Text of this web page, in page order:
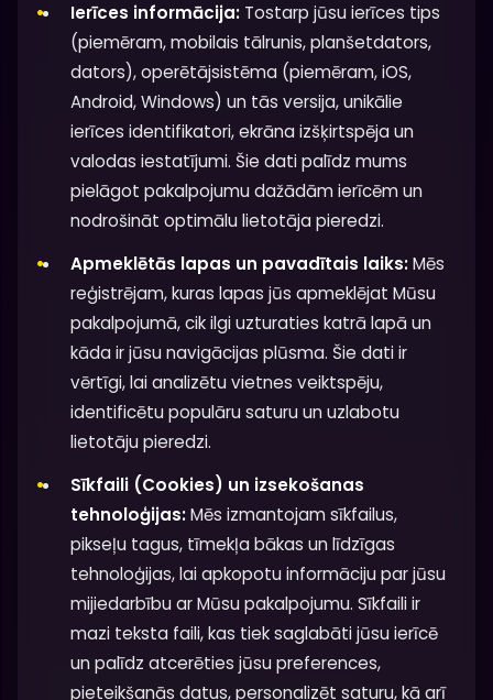
Ierīces informācija: Tostarp jūsu ierīces tips
(piemēram, mobilais tālrunis, planšetdators,
dators), operētājsistēma (piemēram, iOS,
Android, Windows) un tās versija, unikālie
ierīces identifikatori, ekrāna izšķirtspēja un
valodas iestatījumi. Šie dati palīdz mums
pielāgot pakalpojumu dažādām ierīcēm un
nodrošināt optimālu lietotāja pieredzi.
Apmeklētās lapas un pavadītais laiks:Mēs
reģistrējam, kuras lapas jūs apmeklējat Mūsu
pakalpojumā, cik ilgi uzturaties katrā lapā un
kāda ir jūsu navigācijas plūsma. Šie dati ir
vērtīgi, lai analizētu vietnes veiktspēju,
identificētu populāru saturu un uzlabotu
lietotāju pieredzi.
Sīkfaili (Cookies) un izsekošanas
tehnoloģijas:Mēs izmantojam sīkfailus,
pikseļu tagus, tīmekļa bākas un līdzīgas
tehnoloģijas, lai apkopotu informāciju par jūsu
mijiedarbību ar Mūsu pakalpojumu. Sīkfaili ir
mazi teksta faili, kas tiek saglabāti jūsu ierīcē
un palīdz atcerēties jūsu preferences,
pieteikšanās datus, personalizēt saturu, kā arī